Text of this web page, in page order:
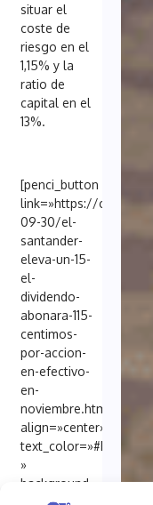
situar el
coste de
riesgo en el
1,15% y la
ratio de
capital en el
13%.
[penci_button
link=»https://
09-30/el-
santander-
eleva-un-15-
el-
dividendo-
abonara-115-
centimos-
por-accion-
en-efectivo-
en-
noviembre.html»
align=»center»
text_color=»#FFFFFF
»